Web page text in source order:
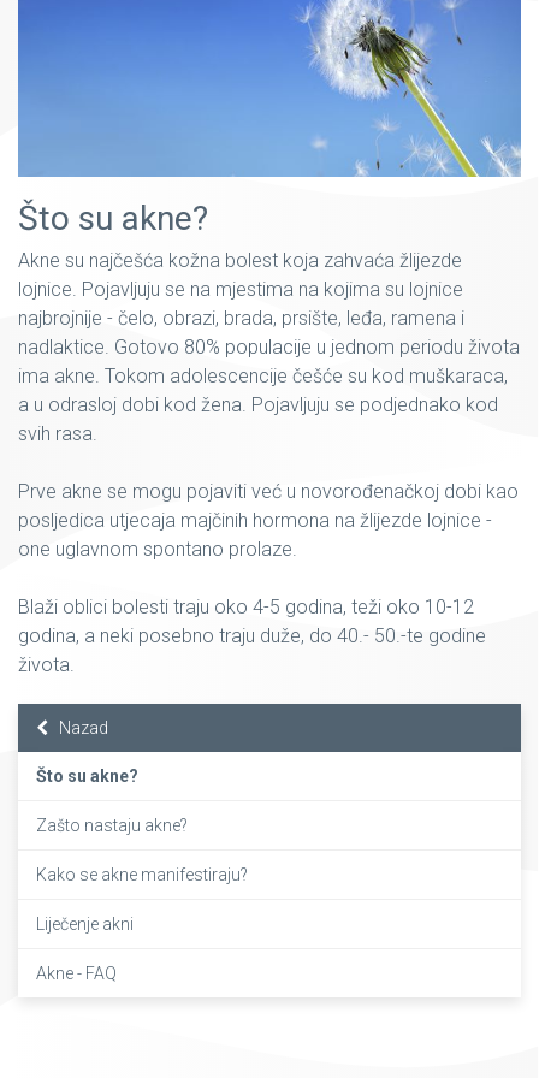
Što su akne?
Akne su najčešća kožna bolest koja zahvaća žlijezde
lojnice. Pojavljuju se na mjestima na kojima su lojnice
najbrojnije - čelo, obrazi, brada, prsište, leđa, ramena i
nadlaktice. Gotovo 80% populacije u jednom periodu života
ima akne. Tokom adolescencije češće su kod muškaraca,
a u odrasloj dobi kod žena. Pojavljuju se podjednako kod
svih rasa.
Prve akne se mogu pojaviti već u novorođenačkoj dobi kao
posljedica utjecaja majčinih hormona na žlijezde lojnice -
one uglavnom spontano prolaze.
Blaži oblici bolesti traju oko 4-5 godina, teži oko 10-12
godina, a neki posebno traju duže, do 40.- 50.-te godine
života.
Nazad
Što su akne?
Zašto nastaju akne?
Kako se akne manifestiraju?
Liječenje akni
Akne - FAQ